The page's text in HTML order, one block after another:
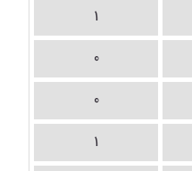
1
0
0
1